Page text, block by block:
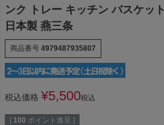
ンク トレー キッチン バスケット
日本製 燕三条
商品番号 4979487935807
税込価格 ¥5,500税込
[ 100 ポイント進呈 ]